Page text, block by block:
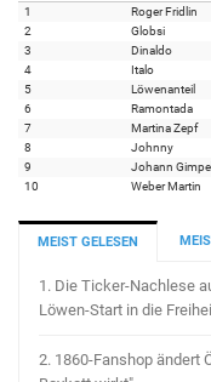
1
Roger Fridlin
2
Globsi
3
Dinaldo
4
Italo
5
Löwenanteil
6
Ramontada
7
Martina Zepf
8
Johnny
9
Johann Gimpel
10
Weber Martin
MEIST GELESEN
1. Die Ticker-Nachlese
Löwen-Start in die
2. 1860-Fanshop ändert